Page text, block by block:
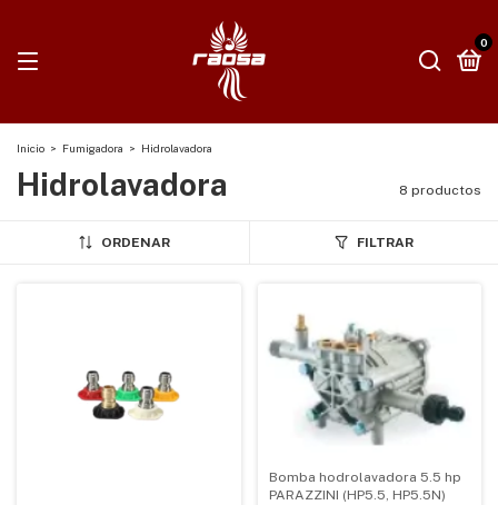
0
Inicio > Fumigadora > Hidrolavadora
Hidrolavadora 8 productos
ORDENAR FILTRAR
Bomba hodrolavadora 5.5 hp
PARAZZINI (HP5.5, HP5.5N)